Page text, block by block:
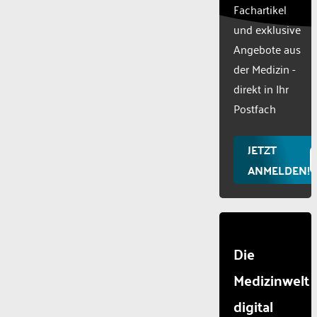
used.
Powered
Consent
Fachartikel
und exklusive
Angebote aus
der Medizin -
direkt in Ihr
Postfach
JETZT
ANMELDEN!
Die
Medizinwelt
digital